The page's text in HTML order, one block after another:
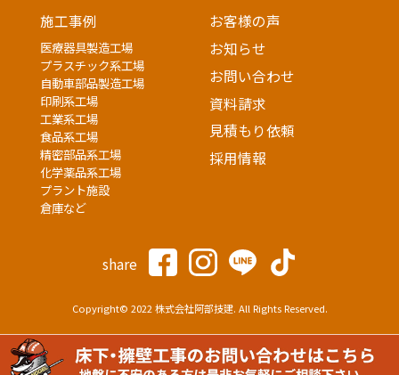
施工事例
医療器具製造工場
プラスチック系工場
自動車部品製造工場
印刷系工場
工業系工場
食品系工場
精密部品系工場
化学薬品系工場
プラント施設
倉庫など
お客様の声
お知らせ
お問い合わせ
資料請求
見積もり依頼
採用情報
share
Copyright© 2022 株式会社阿部技建. All Rights Reserved.